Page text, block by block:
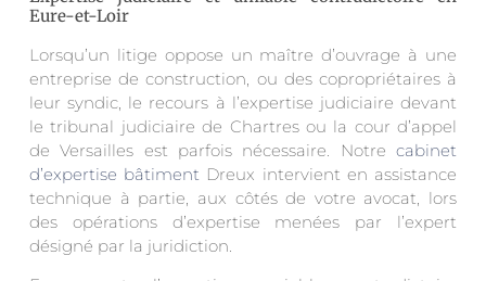
Eure-et-Loir
Lorsqu’un litige oppose un maître d’ouvrage à une
entreprise de construction, ou des copropriétaires à
leur syndic, le recours à l’expertise judiciaire devant
le tribunal judiciaire de Chartres ou la cour d’appel
de Versailles est parfois nécessaire. Notre cabinet
d’expertise bâtiment Dreux intervient en assistance
technique à partie, aux côtés de votre avocat, lors
des opérations d’expertise menées par l’expert
désigné par la juridiction.